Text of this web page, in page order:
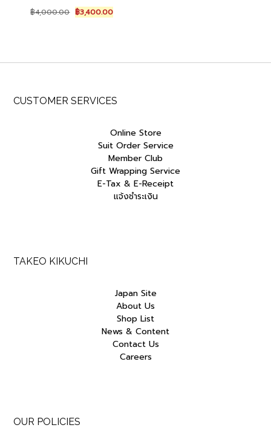
฿4,000.00 Original
price
฿3,400.00Current
price
CUSTOMER SERVICES
Online Store
Suit Order Service
Member Club
Gift Wrapping Service
E-Tax & E-Receipt
แจ้งชำระเงิน
TAKEO KIKUCHI
Japan Site
About Us
Shop List
News & Content
Contact Us
Careers
OUR POLICIES